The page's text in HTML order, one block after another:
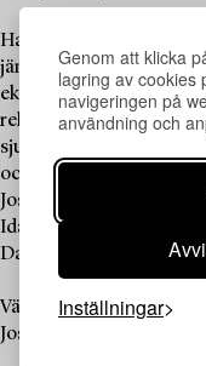
Genom att klicka
lagring av cookies
navigeringen på
användning och
Inställningar
Hans liv kom att präglas
jämsides med stora
ekonomiskt slag.
religiösa grubblerier och
sjukdomstiden skapade
och teckningar med
Josephson är en av
Idag finns han
Danmark, Norge och
Välkommen att utforska
Josephson.